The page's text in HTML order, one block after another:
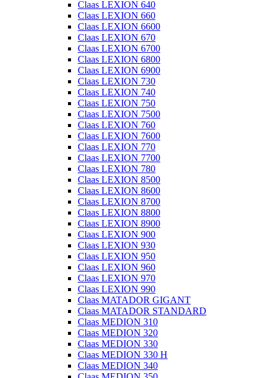
Claas LEXION 640
Claas LEXION 660
Claas LEXION 6600
Claas LEXION 670
Claas LEXION 6700
Claas LEXION 6800
Claas LEXION 6900
Claas LEXION 730
Claas LEXION 740
Claas LEXION 750
Claas LEXION 7500
Claas LEXION 760
Claas LEXION 7600
Claas LEXION 770
Claas LEXION 7700
Claas LEXION 780
Claas LEXION 8500
Claas LEXION 8600
Claas LEXION 8700
Claas LEXION 8800
Claas LEXION 8900
Claas LEXION 900
Claas LEXION 930
Claas LEXION 950
Claas LEXION 960
Claas LEXION 970
Claas LEXION 990
Claas MATADOR GIGANT
Claas MATADOR STANDARD
Claas MEDION 310
Claas MEDION 320
Claas MEDION 330
Claas MEDION 330 H
Claas MEDION 340